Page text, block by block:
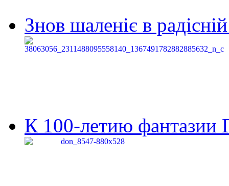
Знов шаленіє в
К 100-летию фантазии